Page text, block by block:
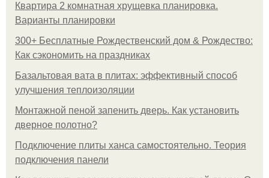
Квартира 2 комнатная хрущевка планировка.
Варианты планировки
300+ Бесплатные Рождественский дом & Рождество:
Как сэкономить на праздниках
Базальтовая вата в плитах: эффективный способ
улучшения теплоизоляции
Монтажной пеной запенить дверь. Как установить
дверное полотно?
Подключение плиты ханса самостоятельно. Теория
подключения панели